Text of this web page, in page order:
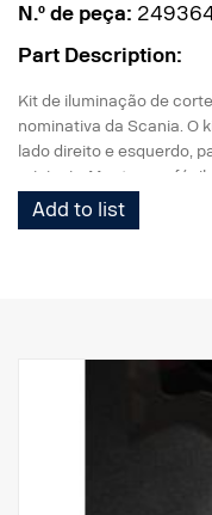
N.º de peça:
Part Description:
Kit de iluminação de
nominativa da Scania. O
lado direito e esquerdo,
originais. Montagem
parafusos com ficha de
Add to list